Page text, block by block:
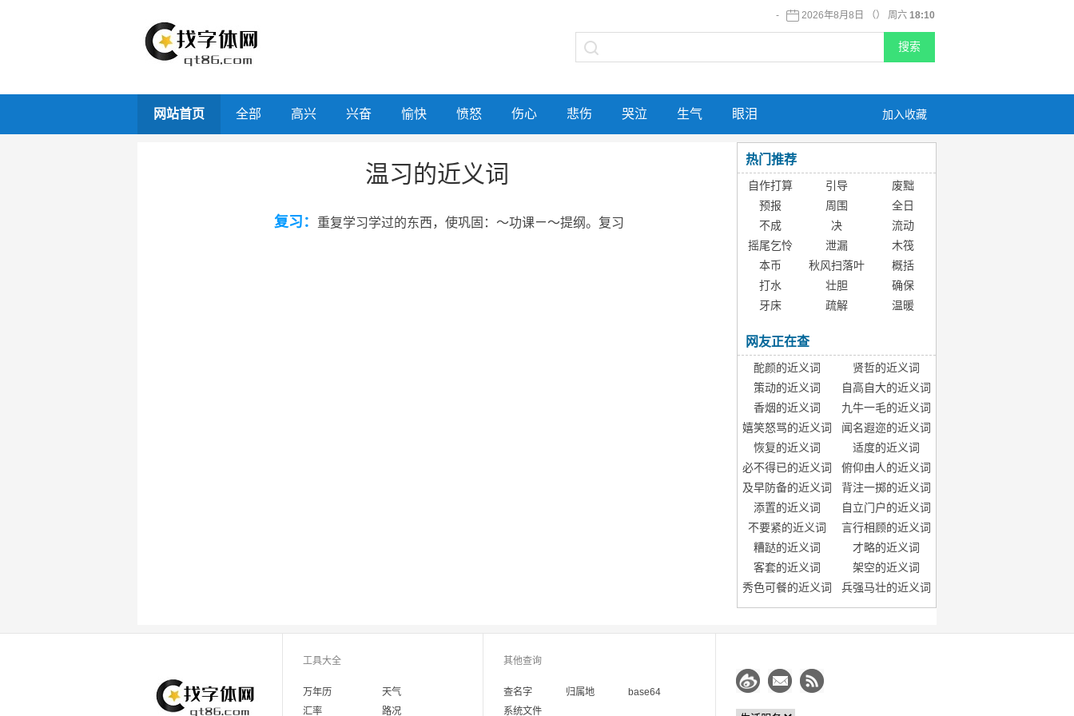
- 2026年8月8日 （） 周六 18:10
加入收藏
网站首页 全部 高兴 兴奋 愉快 愤怒 伤心 悲伤 哭泣 生气 眼泪
温习的近义词
复习： 重复学习学过的东西，使巩固：～功课ㄧ～提纲。复习
热门推荐
自作打算 引导
废黜
预报
周围
全日
不成
决
流动
摇尾乞怜
泄漏
木筏
本币
秋风扫落叶
概括
打水
壮胆
确保
牙床
疏解 温暖
网友正在查
酡颜的近义词
贤哲的近义词
策动的近义词
自高自大的近义词
香烟的近义词
九牛一毛的近义词
嬉笑怒骂的近义词
闻名遐迩的近义词
恢复的近义词
适度的近义词
必不得已的近义词
俯仰由人的近义词
及早防备的近义词
背注一掷的近义词
添置的近义词
自立门户的近义词
不要紧的近义词
言行相顾的近义词
糟跶的近义词
才略的近义词
客套的近义词
架空的近义词
秀色可餐的近义词
兵强马壮的近义词
工具大全
万年历
天气
汇率
路况
其他查询
查名字 归属地
base64
系统文件